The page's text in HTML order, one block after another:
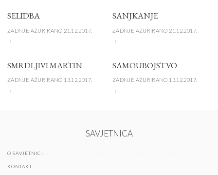
SELIDBA
ZADNJE AŽURIRANO 21.12.2017.
SANJKANJE
ZADNJE AŽURIRANO 21.12.2017.
SMRDLJIVI MARTIN
ZADNJE AŽURIRANO 13.12.2017.
SAMOUBOJSTVO
ZADNJE AŽURIRANO 13.12.2017.
SAVJETNICA
O SAVJETNICI
KONTAKT